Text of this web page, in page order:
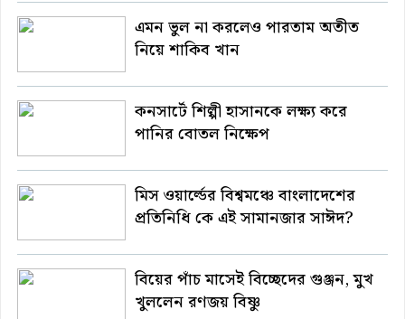
এমন ভুল না করলেও পারতাম অতীত
নিয়ে শাকিব খান
কনসার্টে শিল্পী হাসানকে লক্ষ্য করে
পানির বোতল নিক্ষেপ
মিস ওয়ার্ল্ডের বিশ্বমঞ্চে বাংলাদেশের
প্রতিনিধি কে এই সামানজার সাঈদ?
বিয়ের পাঁচ মাসেই বিচ্ছেদের গুঞ্জন, মুখ
খুললেন রণজয় বিষ্ণু